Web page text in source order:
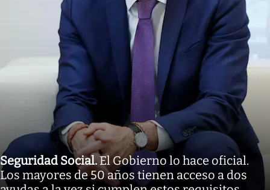
Seguridad Social.El Gobierno lo hace oficial.
Los mayores de 50 años tienen acceso a dos